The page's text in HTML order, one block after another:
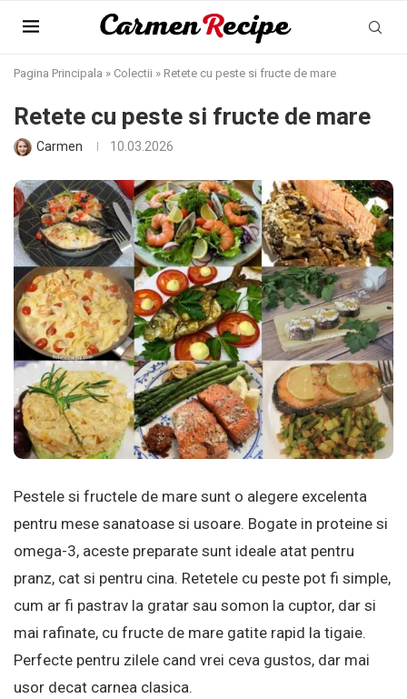
Pagina Principala » Colectii » Retete cu peste si fructe de mare
Retete cu peste si fructe de mare
Carmen 10.03.2026
Pestele si fructele de mare sunt o alegere excelenta
pentru mese sanatoase si usoare. Bogate in proteine si
omega-3, aceste preparate sunt ideale atat pentru
pranz, cat si pentru cina. Retetele cu peste pot fi simple,
cum ar fi pastrav la gratar sau somon la cuptor, dar si
mai rafinate, cu fructe de mare gatite rapid la tigaie.
Perfecte pentru zilele cand vrei ceva gustos, dar mai
usor decat carnea clasica.